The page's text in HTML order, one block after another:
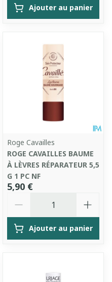
Ajouter au panier
Roge Cavailles
ROGE CAVAILLES BAUME
À LÈVRES RÉPARATEUR 5,5
G 1 PC NF
5,90 €
Ajouter au panier